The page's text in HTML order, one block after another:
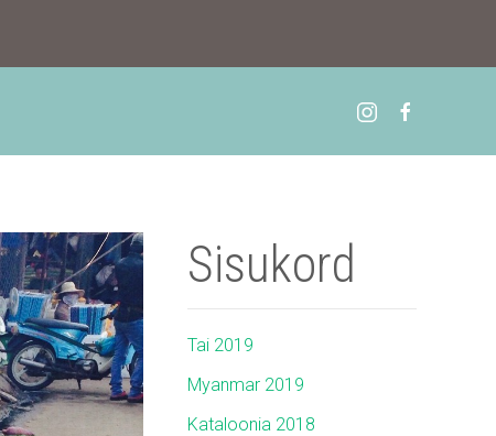
Sisukord
Tai 2019
Myanmar 2019
Kataloonia 2018